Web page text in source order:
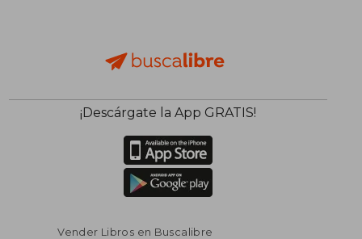
$ 15.99
¡Descárgate la App GRATIS!
Vender Libros en Buscalibre